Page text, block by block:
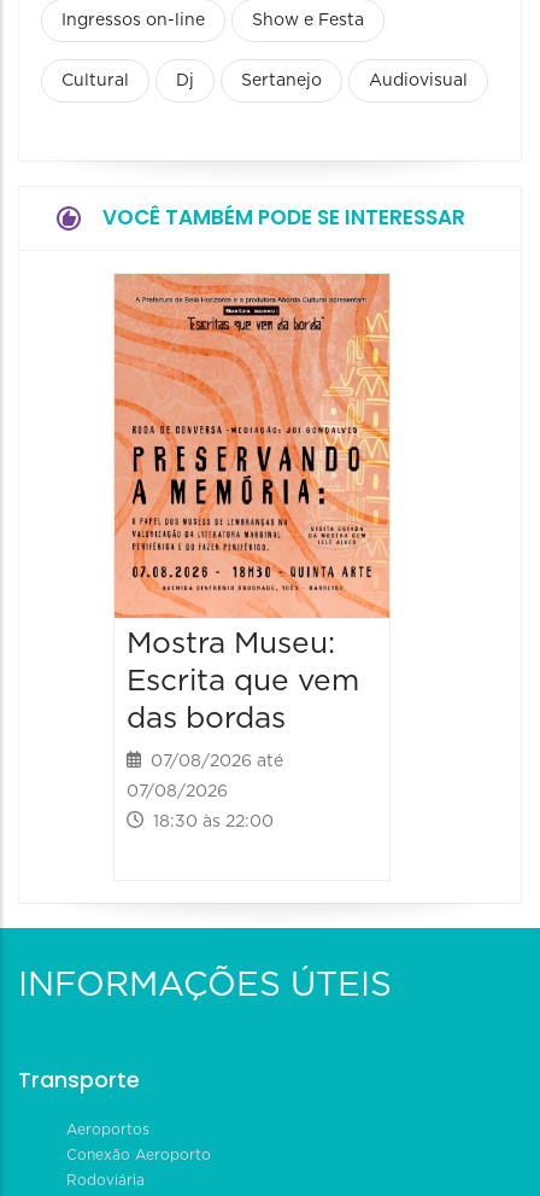
Ingressos on-line Show e Festa
Cultural Dj Sertanejo Audiovisual
VOCÊ TAMBÉM PODE SE INTERESSAR
Mostra Museu:
Escrita que vem
das bordas
07/08/2026 até
07/08/2026
18:30 às 22:00
INFORMAÇÕES ÚTEIS
Transporte
Aeroportos
Conexão Aeroporto
Rodoviária